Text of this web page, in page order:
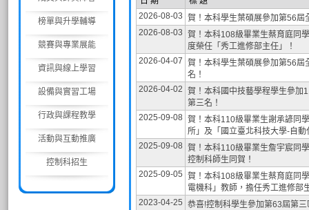
榜單與升學輔導
競賽與專業展能
資訊與線上學習
設備與實習工場
行政與課程教學
活動與互動推廣
控制科招生
2026-08-03 賀！本科學生葉碩展參加第56屆
2026-08-03 賀！本科108級畢業生蔡育庭同
度榮任「秀工進修部主任」！
2026-04-07 賀！本科學生葉碩展參加第56屆
名！
2026-04-02 賀！本科國中技藝學程學生參加
第三名！
2025-09-08 賀！本科110級畢業生謝承諺同
所」及「國立臺北科技大學-自
2025-09-08 賀！本科110級畢業生詹宇宸同
控制科師生同賀！
2025-09-05 賀！本科108級畢業生蔡育庭同
電機科」教師，擔任秀工進修部
2023-04-25 恭喜!控制科學生參加第63屆第